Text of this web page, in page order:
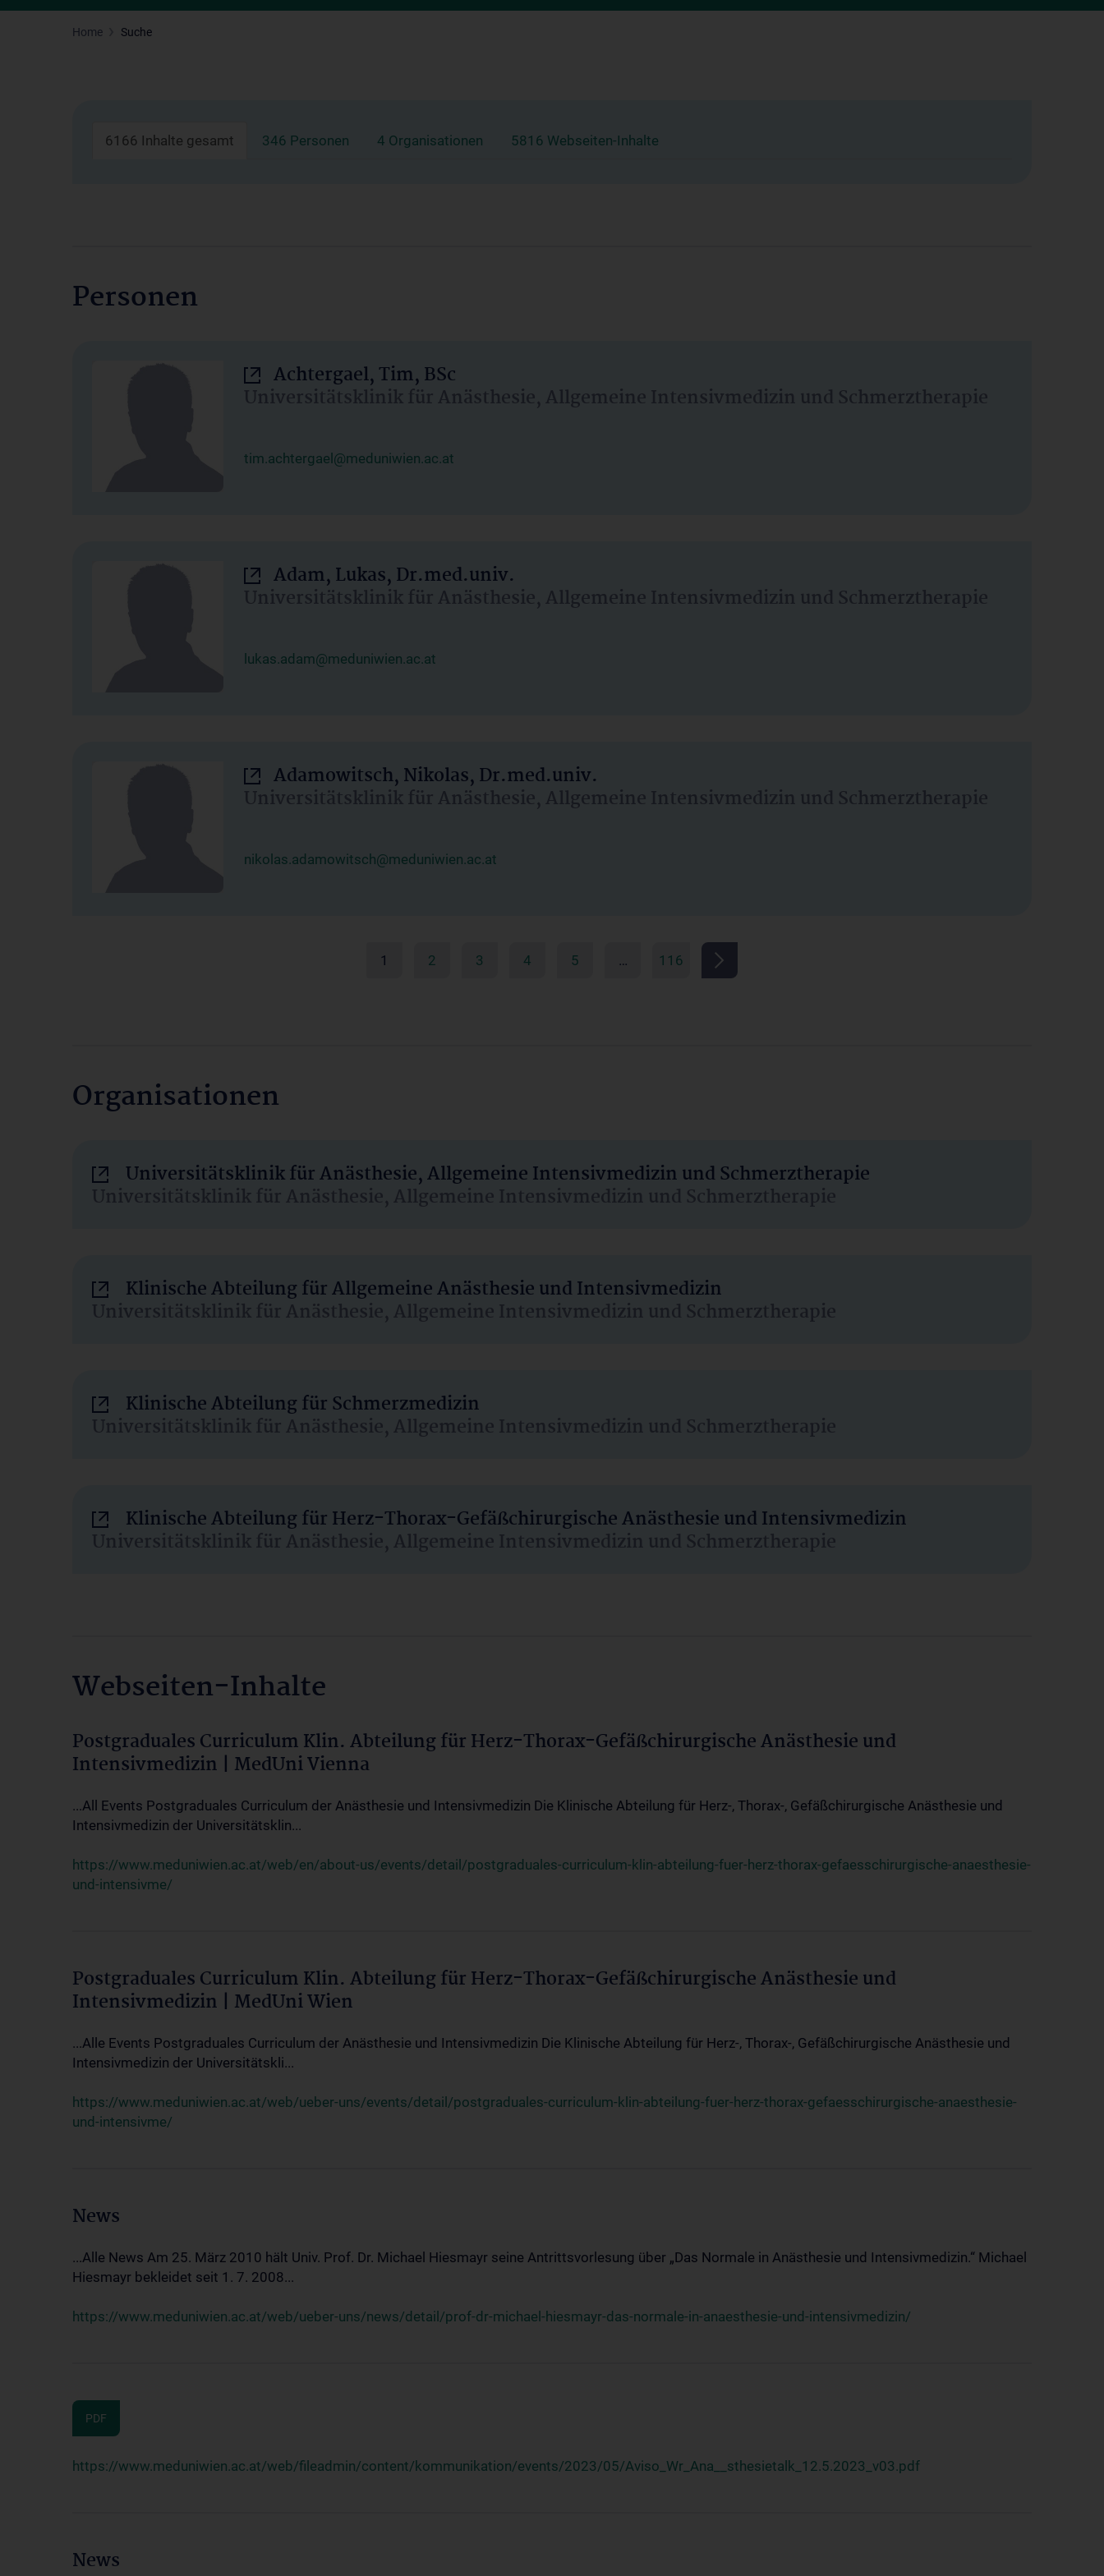
Home Suche
6166 Inhalte gesamt 346 Personen 4 Organisationen 5816 Webseiten-Inhalte
Personen
Achtergael, Tim, BSc
Universitätsklinik für Anästhesie, Allgemeine Intensivmedizin und Schmerztherapie
tim.achtergael@meduniwien.ac.at
Adam, Lukas, Dr.med.univ.
Universitätsklinik für Anästhesie, Allgemeine Intensivmedizin und Schmerztherapie
lukas.adam@meduniwien.ac.at
Adamowitsch, Nikolas, Dr.med.univ.
Universitätsklinik für Anästhesie, Allgemeine Intensivmedizin und Schmerztherapie
nikolas.adamowitsch@meduniwien.ac.at
1 2 3 4 5 … 116
Organisationen
Universitätsklinik für Anästhesie, Allgemeine Intensivmedizin und Schmerztherapie
Universitätsklinik für Anästhesie, Allgemeine Intensivmedizin und Schmerztherapie
Klinische Abteilung für Allgemeine Anästhesie und Intensivmedizin
Universitätsklinik für Anästhesie, Allgemeine Intensivmedizin und Schmerztherapie
Klinische Abteilung für Schmerzmedizin
Universitätsklinik für Anästhesie, Allgemeine Intensivmedizin und Schmerztherapie
Klinische Abteilung für Herz-Thorax-Gefäßchirurgische Anästhesie und Intensivmedizin
Universitätsklinik für Anästhesie, Allgemeine Intensivmedizin und Schmerztherapie
Webseiten-Inhalte
Postgraduales Curriculum Klin. Abteilung für Herz-Thorax-Gefäßchirurgische Anästhesie und
Intensivmedizin | MedUni Vienna
...All Events Postgraduales Curriculum der Anästhesie und Intensivmedizin Die Klinische Abteilung für Herz-, Thorax-, Gefäßchirurgische Anästhesie und
Intensivmedizin der Universitätsklin...
https://www.meduniwien.ac.at/web/en/about-us/events/detail/postgraduales-curriculum-klin-abteilung-fuer-herz-thorax-gefaesschirurgische-anaesthesie-
und-intensivme/
Postgraduales Curriculum Klin. Abteilung für Herz-Thorax-Gefäßchirurgische Anästhesie und
Intensivmedizin | MedUni Wien
...Alle Events Postgraduales Curriculum der Anästhesie und Intensivmedizin Die Klinische Abteilung für Herz-, Thorax-, Gefäßchirurgische Anästhesie und
Intensivmedizin der Universitätskli...
https://www.meduniwien.ac.at/web/ueber-uns/events/detail/postgraduales-curriculum-klin-abteilung-fuer-herz-thorax-gefaesschirurgische-anaesthesie-
und-intensivme/
News
...Alle News Am 25. März 2010 hält Univ. Prof. Dr. Michael Hiesmayr seine Antrittsvorlesung über „Das Normale in Anästhesie und Intensivmedizin.“ Michael
Hiesmayr bekleidet seit 1. 7. 2008...
https://www.meduniwien.ac.at/web/ueber-uns/news/detail/prof-dr-michael-hiesmayr-das-normale-in-anaesthesie-und-intensivmedizin/
PDF
https://www.meduniwien.ac.at/web/fileadmin/content/kommunikation/events/2023/05/Aviso_Wr_Ana__sthesietalk_12.5.2023_v03.pdf
News